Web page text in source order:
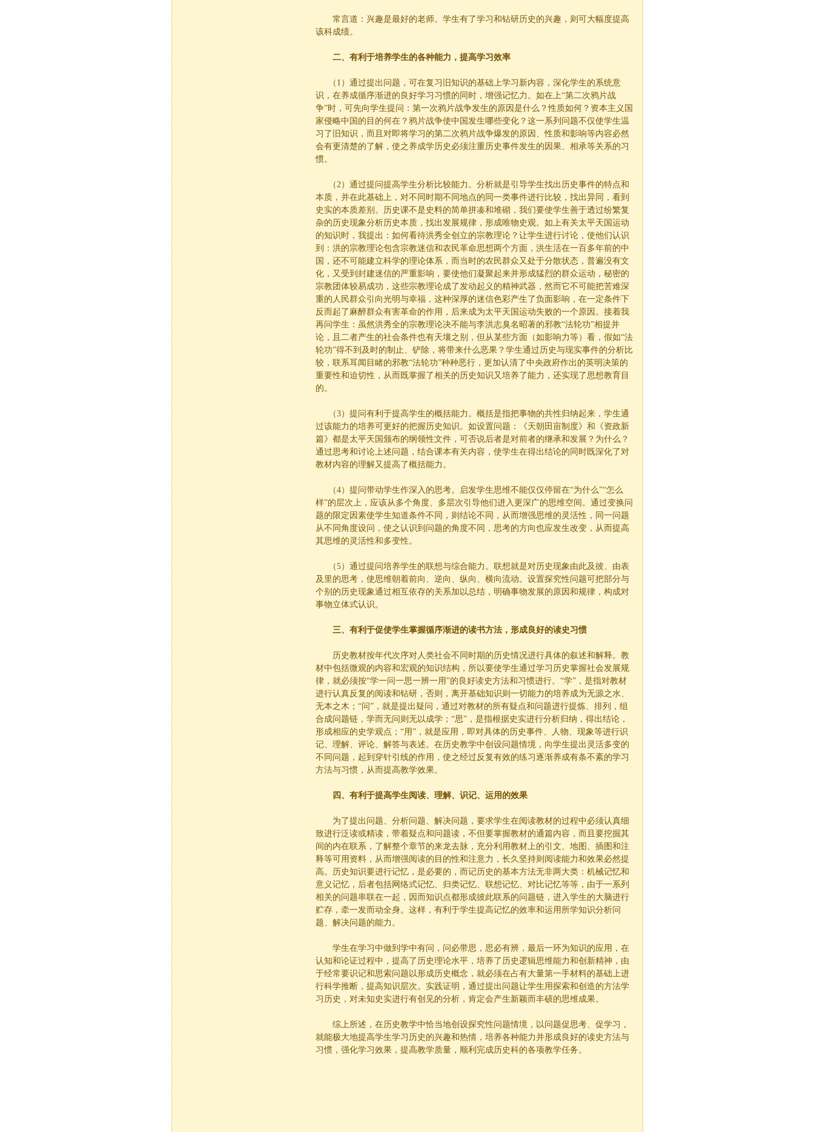
常言道：兴趣是最好的老师。学生有了学习和钻研历史的兴趣，则可大幅度提高
该科成绩。
二、有利于培养学生的各种能力，提高学习效率
（ 1 ）通过提出问题，可在复习旧知识的基础上学习新内容，深化学生的系统意
识，在养成循序渐进的良好学习习惯的同时，增强记忆力。如在上“第二次鸦片战
争”时，可先向学生提问：第一次鸦片战争发生的原因是什么？性质如何？资本主义国
家侵略中国的目的何在？鸦片战争使中国发生哪些变化？这一系列问题不仅使学生温
习了旧知识，而且对即将学习的第二次鸦片战争爆发的原因、性质和影响等内容必然
会有更清楚的了解，使之养成学历史必须注重历史事件发生的因果、相承等关系的习
惯。
（2）通过提问提高学生分析比较能力。分析就是引导学生找出历史事件的特点和
本质，并在此基础上，对不同时期不同地点的同一类事件进行比较，找出异同，看到
史实的本质差别。历史课不是史料的简单拼凑和堆砌，我们要使学生善于透过纷繁复
杂的历史现象分析历史本质，找出发展规律，形成唯物史观。如上有关太平天国运动
的知识时，我提出：如何看待洪秀全创立的宗教理论？让学生进行讨论，使他们认识
到：洪的宗教理论包含宗教迷信和农民革命思想两个方面，洪生活在一百多年前的中
国，还不可能建立科学的理论体系，而当时的农民群众又处于分散状态，普遍没有文
化，又受到封建迷信的严重影响，要使他们凝聚起来并形成猛烈的群众运动，秘密的
宗教团体较易成功，这些宗教理论成了发动起义的精神武器，然而它不可能把苦难深
重的人民群众引向光明与幸福，这种深厚的迷信色彩产生了负面影响，在一定条件下
反而起了麻醉群众有害革命的作用，后来成为太平天国运动失败的一个原因。接着我
再问学生：虽然洪秀全的宗教理论决不能与李洪志臭名昭著的邪教“法轮功”相提并
论，且二者产生的社会条件也有天壤之别，但从某些方面（如影响力等）看，假如“法
轮功”得不到及时的制止、铲除，将带来什么恶果？学生通过历史与现实事件的分析比
较，联系耳闻目睹的邪教“法轮功”种种恶行，更加认清了中央政府作出的英明决策的
重要性和迫切性，从而既掌握了相关的历史知识又培养了能力，还实现了思想教育目
的。
（3）提问有利于提高学生的概括能力。概括是指把事物的共性归纳起来，学生通
过该能力的培养可更好的把握历史知识。如设置问题：《天朝田亩制度》和《资政新
篇》都是太平天国颁布的纲领性文件，可否说后者是对前者的继承和发展？为什么？
通过思考和讨论上述问题，结合课本有关内容，使学生在得出结论的同时既深化了对
教材内容的理解又提高了概括能力。
（4）提问带动学生作深入的思考。启发学生思维不能仅仅停留在“为什么”“怎么
样”的层次上，应该从多个角度、多层次引导他们进入更深广的思维空间。通过变换问
题的限定因素使学生知道条件不同，则结论不同，从而增强思维的灵活性，同一问题
从不同角度设问，使之认识到问题的角度不同，思考的方向也应发生改变，从而提高
其思维的灵活性和多变性。
（5）通过提问培养学生的联想与综合能力。联想就是对历史现象由此及彼、由表
及里的思考，使思维朝着前向、逆向、纵向、横向流动。设置探究性问题可把部分与
个别的历史现象通过相互依存的关系加以总结，明确事物发展的原因和规律，构成对
事物立体式认识。
三、有利于促使学生掌握循序渐进的读书方法，形成良好的读史习惯
历史教材按年代次序对人类社会不同时期的历史情况进行具体的叙述和解释。教
材中包括微观的内容和宏观的知识结构，所以要使学生通过学习历史掌握社会发展规
律，就必须按“学一问一思一辨一用”的良好读史方法和习惯进行。“学”，是指对教材
进行认真反复的阅读和钻研，否则，离开基础知识则一切能力的培养成为无源之水、
无本之木；“问”，就是提出疑问，通过对教材的所有疑点和问题进行提炼、排列，组
合成问题链，学而无问则无以成学；“思”，是指根据史实进行分析归纳，得出结论，
形成相应的史学观点；“用”，就是应用，即对具体的历史事件、人物、现象等进行识
记、理解、评论、解答与表述。在历史教学中创设问题情境，向学生提出灵活多变的
不同问题，起到穿针引线的作用，使之经过反复有效的练习逐渐养成有条不紊的学习
方法与习惯，从而提高教学效果。
四、有利于提高学生阅读、理解、识记、运用的效果
为了提出问题、分析问题、解决问题，要求学生在阅读教材的过程中必须认真细
致进行泛读或精读，带着疑点和问题读，不但要掌握教材的通篇内容，而且要挖掘其
间的内在联系，了解整个章节的来龙去脉，充分利用教材上的引文、地图、插图和注
释等可用资料，从而增强阅读的目的性和注意力，长久坚持则阅读能力和效果必然提
高。历史知识要进行记忆，是必要的，而记历史的基本方法无非两大类：机械记忆和
意义记忆，后者包括网络式记忆、归类记忆、联想记忆、对比记忆等等，由于一系列
相关的问题串联在一起，因而知识点都形成彼此联系的问题链，进入学生的大脑进行
贮存，牵一发而动全身。这样，有利于学生提高记忆的效率和运用所学知识分析问
题、解决问题的能力。
学生在学习中做到学中有问，问必带思，思必有辨，最后一环为知识的应用，在
认知和论证过程中，提高了历史理论水平，培养了历史逻辑思维能力和创新精神，由
于经常要识记和思索问题以形成历史概念，就必须在占有大量第一手材料的基础上进
行科学推断，提高知识层次。实践证明，通过提出问题让学生用探索和创造的方法学
习历史，对未知史实进行有创见的分析，肯定会产生新颖而丰硕的思维成果。
综上所述，在历史教学中恰当地创设探究性问题情境，以问题促思考、促学习，
就能极大地提高学生学习历史的兴趣和热情，培养各种能力并形成良好的读史方法与
习惯，强化学习效果，提高教学质量，顺利完成历史科的各项教学任务。